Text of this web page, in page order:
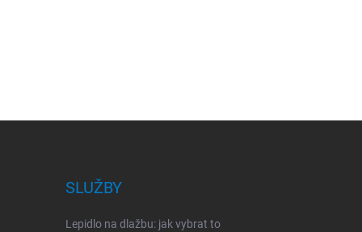
SLUŽBY
Lepidlo na dlažbu: jak vybrat to